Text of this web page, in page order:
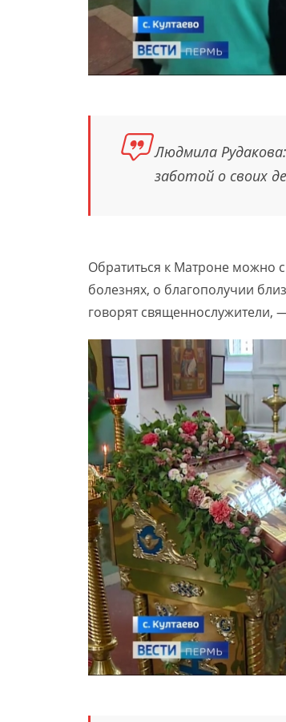
Людмила
заботой о своих
Обратиться к Матроне можно
болезнях, о благополучии
говорят священнослужители,